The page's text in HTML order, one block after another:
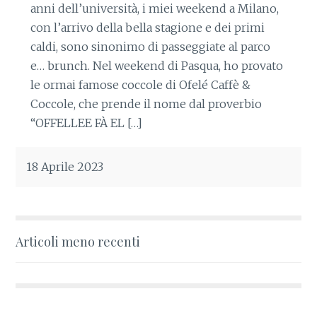
anni dell’università, i miei weekend a Milano,
con l’arrivo della bella stagione e dei primi
caldi, sono sinonimo di passeggiate al parco
e… brunch. Nel weekend di Pasqua, ho provato
le ormai famose coccole di Ofelé Caffè &
Coccole, che prende il nome dal proverbio
“OFFELLEE FÀ EL […]
18 Aprile 2023
Articoli meno recenti